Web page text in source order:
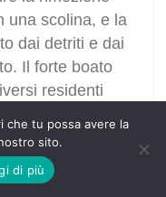
una scolina, e la
dai detriti e dai
Il forte boato
residenti
che tu possa avere la
sito.
di più